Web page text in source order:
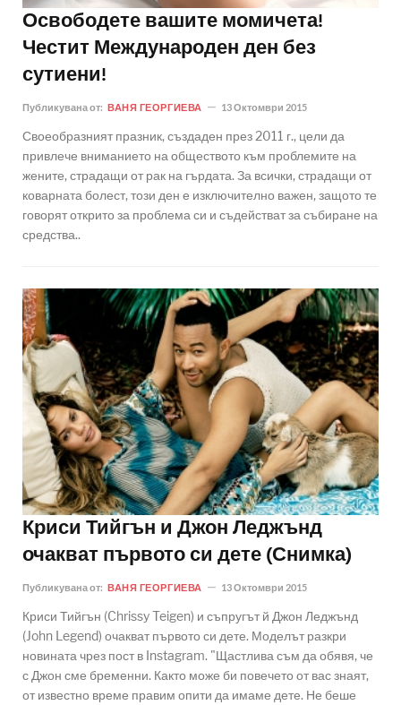
Освободете вашите момичета!
Честит Международен ден без
сутиени!
Публикувана от: ВАНЯ ГЕОРГИЕВА 13 Октомври 2015
Своеобразният празник, създаден през 2011 г., цели да
привлече вниманието на обществото към проблемите на
жените, страдащи от рак на гърдата. За всички, страдащи от
коварната болест, този ден е изключително важен, защото те
говорят открито за проблема си и съдействат за събиране на
средства..
Криси Тийгън и Джон Леджънд
очакват първото си дете (Снимка)
Публикувана от: ВАНЯ ГЕОРГИЕВА 13 Октомври 2015
Криси Тийгън (Chrissy Teigen) и съпругът й Джон Леджънд
(John Legend) очакват първото си дете. Моделът разкри
новината чрез пост в Instagram. "Щастлива съм да обявя, че
с Джон сме бременни. Както може би повечето от вас знаят,
от известно време правим опити да имаме дете. Не беше